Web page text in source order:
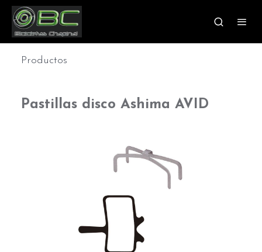
Productos
Pastillas disco Ashima AVID